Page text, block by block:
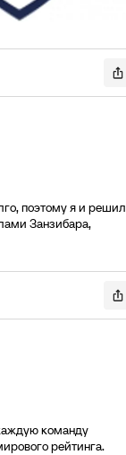
поэтому я и решил
Занзибара,
команду
рейтинга.